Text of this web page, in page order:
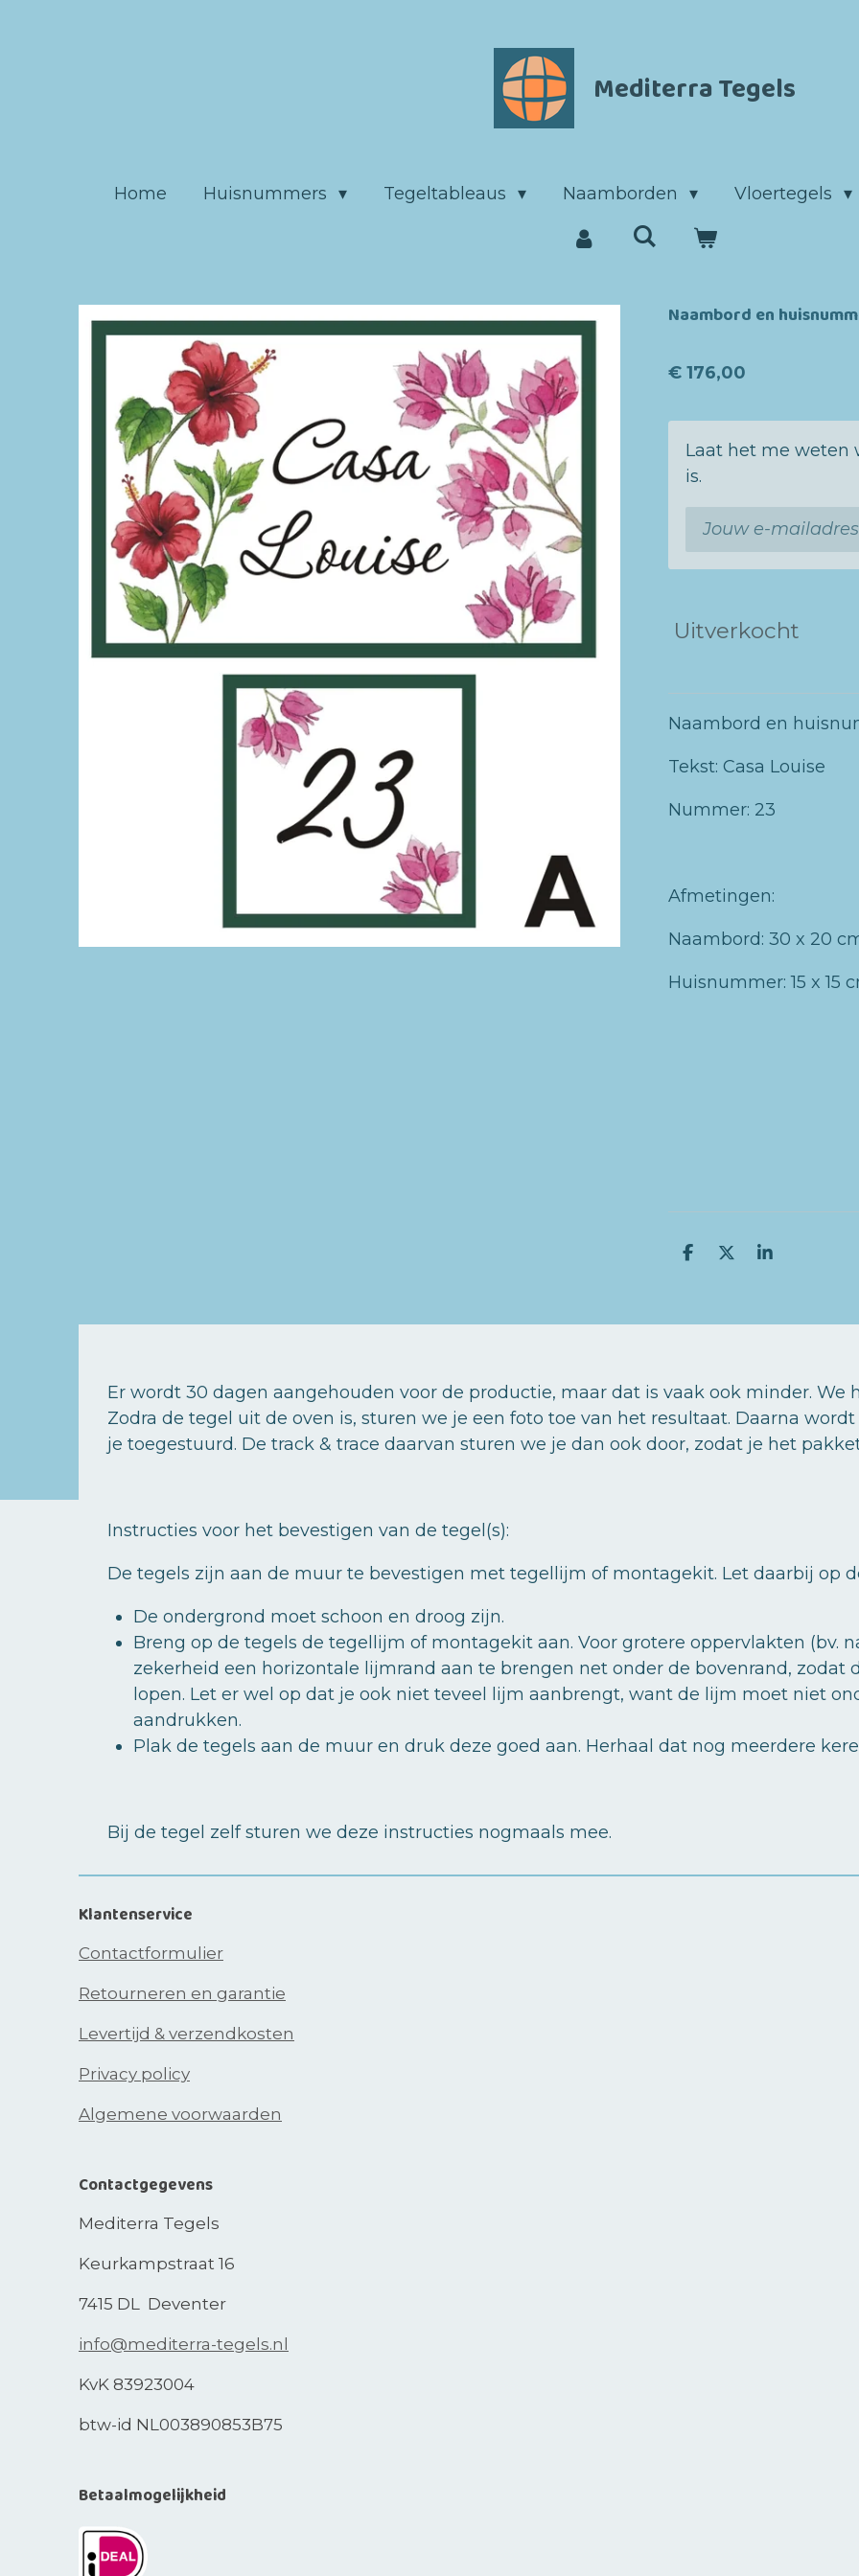
Mediterra Tegels
Home Huisnummers Tegeltableaus Naamborden Vloertegels
Naambord en
€ 176,00
Laat het me weten
is.
Uitverkocht
Naambord en
Tekst: Casa Louise
Nummer: 23
Afmetingen:
Naambord: 30 x 20
Huisnummer: 15 x 15
D
n
D
S
e
Er wordt 30 dagen aangehouden voor de productie, maar dat is vaak ook minder. We
Zodra de tegel uit de oven is, sturen we je een foto toe van het resultaat. Daarna
je toegestuurd. De track & trace daarvan sturen we je dan ook door, zodat je het
Instructies voor het bevestigen van de tegel(s):
De tegels zijn aan de muur te bevestigen met tegellijm of montagekit. Let daarbij op
De ondergrond moet schoon en droog zijn.
Breng op de tegels de tegellijm of montagekit aan. Voor grotere oppervlakten (bv.
zekerheid een horizontale lijmrand aan te brengen net onder de bovenrand, zodat
lopen. Let er wel op dat je ook niet teveel lijm aanbrengt, want de lijm moet niet
aandrukken.
Plak de tegels aan de muur en druk deze goed aan. Herhaal dat nog meerdere
Bij de tegel zelf sturen we deze instructies nogmaals mee.
Klantenservice
Contactformulier
Retourneren en garantie
Levertijd & verzendkosten
Privacy policy
Algemene voorwaarden
Contactgegevens
Mediterra Tegels
Keurkampstraat 16
7415 DL Deventer
info@mediterra-tegels.nl
KvK 83923004
btw-id NL003890853B75
Betaalmogelijkheid